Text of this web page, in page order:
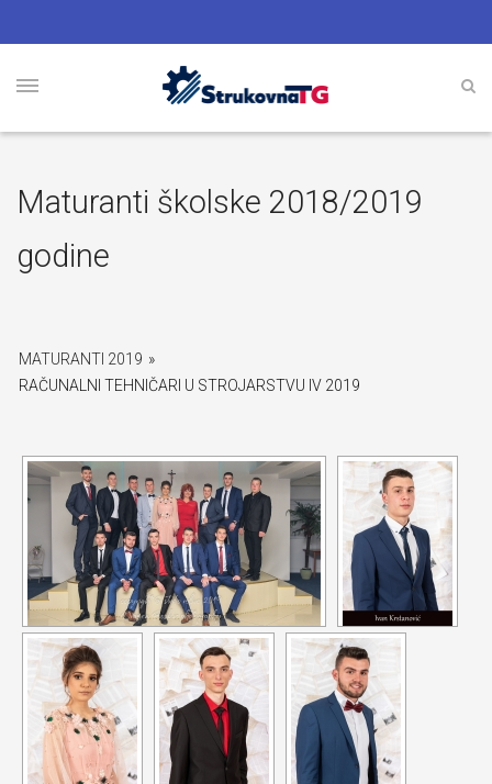
Maturanti školske 2018/2019
godine
MATURANTI 2019 »
RAČUNALNI TEHNIČARI U STROJARSTVU IV 2019